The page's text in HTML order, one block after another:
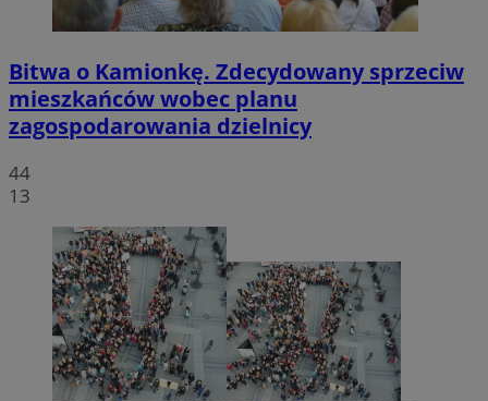
Bitwa o Kamionkę. Zdecydowany sprzeciw
mieszkańców wobec planu
zagospodarowania dzielnicy
44
13